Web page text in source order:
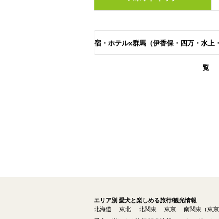
宿・ホテルx群馬（伊香保・四万・水上
覧
エリア別 愛犬と楽しめる旅行/観光情報
北海道
東北 北関東 東京 南関東（東京